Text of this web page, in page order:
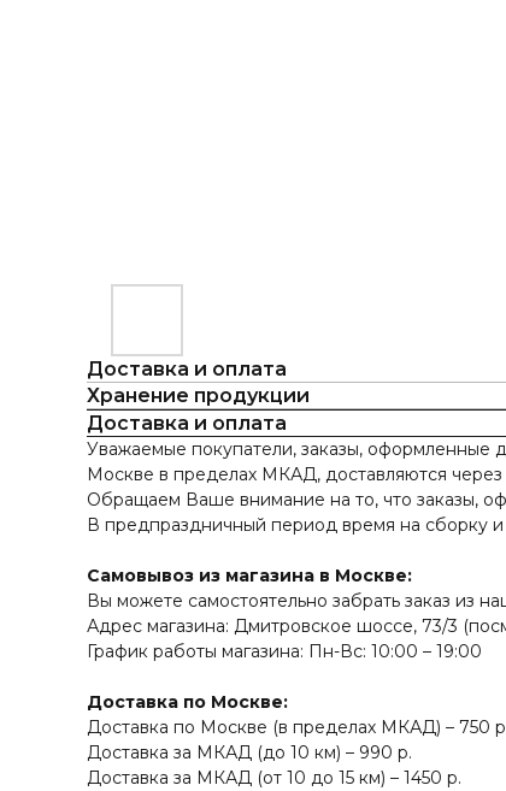
Доставка и оплата
Хранение продукции
Доставка и оплата
Уважаемые покупатели, заказы,
Москве в пределах МКАД, доставляются через
Обращаем Ваше внимание на то, что заказы,
В предпраздничный период время на сборку и
Самовывоз из магазина в Москве:
Вы можете самостоятельно забрать заказ из
Адрес магазина: Дмитровское шоссе, 73/3
График работы магазина: Пн-Вс: 10:00 – 19:00
Доставка по Москве:
Доставка по Москве (в пределах МКАД) – 750
Доставка за МКАД (до 10 км) – 990 р.
Доставка за МКАД (от 10 до 15 км) – 1450 р.